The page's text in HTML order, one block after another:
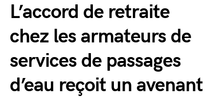
L’accord de retraite
chez les armateurs de
services de passages
d’eau reçoit un avenant